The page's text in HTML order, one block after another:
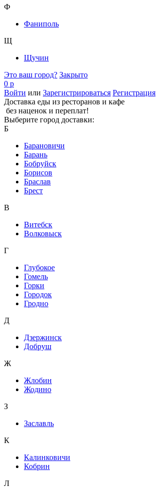
Ф
Фаниполь
Щ
Щучин
Это ваш город? Закрыто
0 р
Войти или Зарегистрироваться Регистрация
Доставка еды из ресторанов и кафе
без наценок и переплат!
Выберите город доставки:
Б
Барановичи
Барань
Бобруйск
Борисов
Браслав
Брест
В
Витебск
Волковыск
Г
Глубокое
Гомель
Горки
Городок
Гродно
Д
Дзержинск
Добруш
Ж
Жлобин
Жодино
З
Заславль
К
Калинковичи
Кобрин
Л